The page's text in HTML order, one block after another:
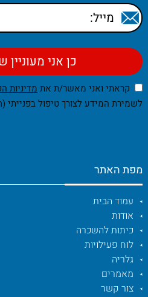
קראתי ואני מאשר/ת את מדיניות
לשמירת המידע לצורך טיפול בפנייתי
מפת האתר
עמוד הבית
אודות
כיתות להשכרה
לוח פעילויות
גלריה
מאמרים
צור קשר